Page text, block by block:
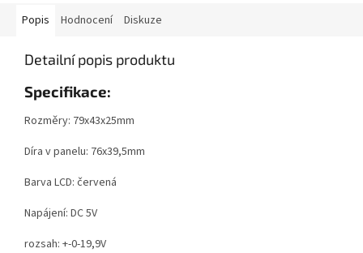
Popis Hodnocení Diskuze
Detailní popis produktu
Specifikace:
Rozměry: 79x43x25mm
Díra v panelu: 76x39,5mm
Barva LCD: červená
Napájení: DC 5V
rozsah: +-0-19,9V